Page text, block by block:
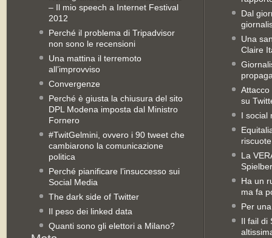
– Il mio speech a Internet Festival
2012
Perché il problema di Tripadvisor
non sono le recensioni
Una mattina il terremoto
all’improvviso
Convergenze
Perché è giusta la chiusura del sito
DPL Modena imposta dal Ministro
Fornero
#TwitGelmini, ovvero i 90 tweet che
cambiarono la comunicazione
politica
Perché pianificare l’insuccesso sui
Social Media
The dark side of Twitter
Il peso dei linked data
Quanti sono gli elettori a Milano?
Dal
Una
Claire
Attacco
su
I social
La
Ha un
ma fa
Per
Il fail di